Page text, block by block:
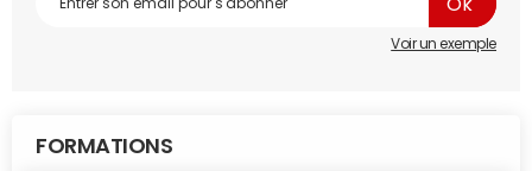
Voir un exemple
FORMATIONS